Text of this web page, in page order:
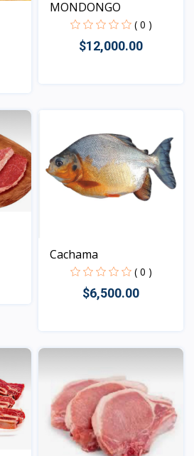
MONDONGO
( 0 )
$12,000.00
Cachama
( 0 )
$6,500.00
Vista